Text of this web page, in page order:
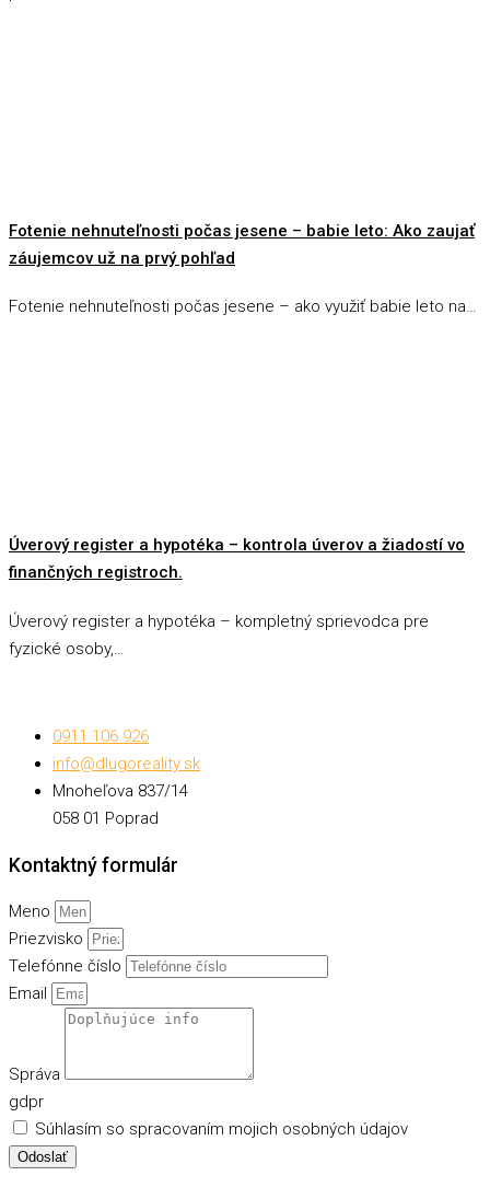
Fotenie nehnuteľnosti počas jesene – babie leto: Ako zaujať
záujemcov už na prvý pohľad
Fotenie nehnuteľnosti počas jesene – ako využiť babie leto na…
Úverový register a hypotéka – kontrola úverov a žiadostí vo
finančných registroch.
Úverový register a hypotéka – kompletný sprievodca pre
fyzické osoby,…
0911 106 926
info@dlugoreality.sk
Mnoheľova 837/14
058 01 Poprad
Kontaktný formulár
Meno
Priezvisko
Telefónne číslo
Email
Správa
gdpr
Súhlasím so spracovaním mojich osobných údajov
Odoslať